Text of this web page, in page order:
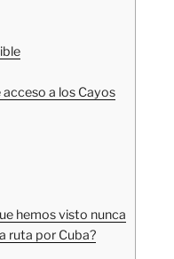
a los Cayos
hemos visto nunca
ruta por Cuba?